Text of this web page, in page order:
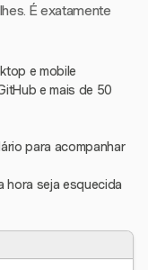
É exatamente
e mobile
e mais de 50
para acompanhar
hora seja esquecida